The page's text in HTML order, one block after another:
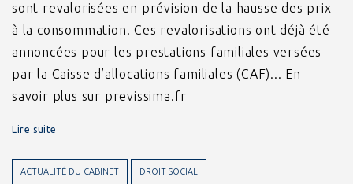
sont revalorisées en prévision de la hausse des prix
à la consommation. Ces revalorisations ont déjà été
annoncées pour les prestations familiales versées
par la Caisse d’allocations familiales (CAF)... En
savoir plus sur previssima.fr
Lire suite
ACTUALITÉ DU CABINET DROIT SOCIAL